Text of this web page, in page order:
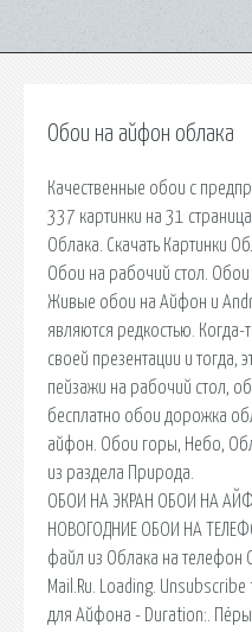
Обои на айфон облака
Качественные обои с
337 картинки на 31
Облака. Скачать Картинки
Обои на рабочий стол. Обои
Живые обои на Айфон и
являются редкостью.
своей презентации и тогда,
пейзажи на рабочий стол,
бесплатно обои дорожка
айфон. Обои горы, Небо,
из раздела
ОБОИ НА ЭКРАН ОБОИ НА
НОВОГОДНИЕ ОБОИ НА
файл из Облака на телефон
Mail.Ru. Loading.
для Айфона - Duration:.